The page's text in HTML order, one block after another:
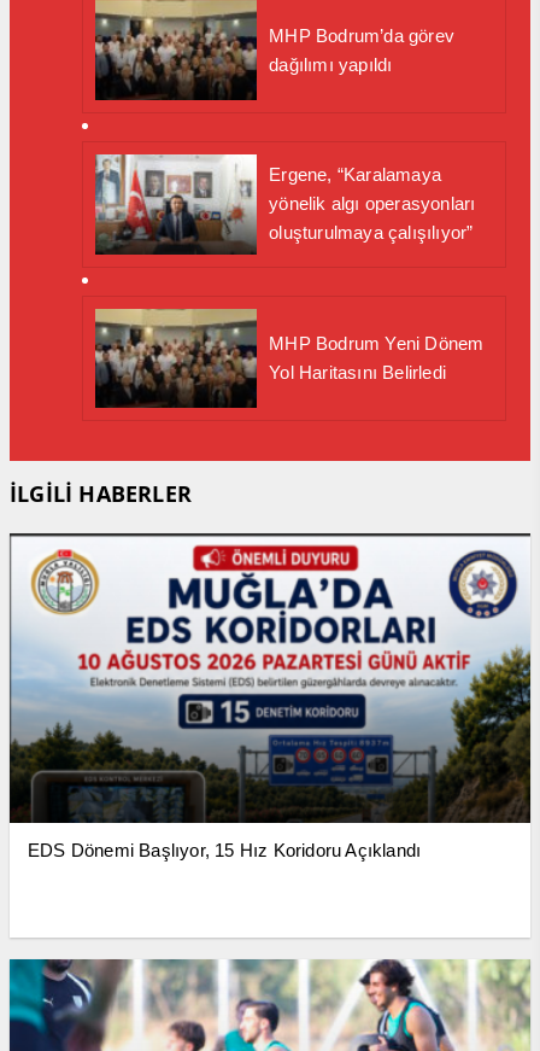
MHP Bodrum’da görev
dağılımı yapıldı
Ergene, “Karalamaya
yönelik algı operasyonları
oluşturulmaya çalışılıyor”
MHP Bodrum Yeni Dönem
Yol Haritasını Belirledi
İLGİLİ HABERLER
EDS Dönemi Başlıyor, 15 Hız Koridoru Açıklandı